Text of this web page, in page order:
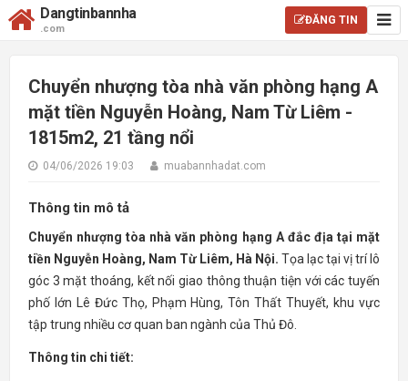
Dangtinbannha
.com
ĐĂNG TIN
Chuyển nhượng tòa nhà văn phòng hạng A
mặt tiền Nguyễn Hoàng, Nam Từ Liêm -
1815m2, 21 tầng nổi
04/06/2026 19:03 muabannhadat.com
Thông tin mô tả
Chuyển nhượng tòa nhà văn phòng hạng A đắc địa tại mặt
tiền Nguyễn Hoàng, Nam Từ Liêm, Hà Nội. Tọa lạc tại vị trí lô
góc 3 mặt thoáng, kết nối giao thông thuận tiện với các tuyến
phố lớn Lê Đức Thọ, Phạm Hùng, Tôn Thất Thuyết, khu vực
tập trung nhiều cơ quan ban ngành của Thủ Đô.
Thông tin chi tiết: